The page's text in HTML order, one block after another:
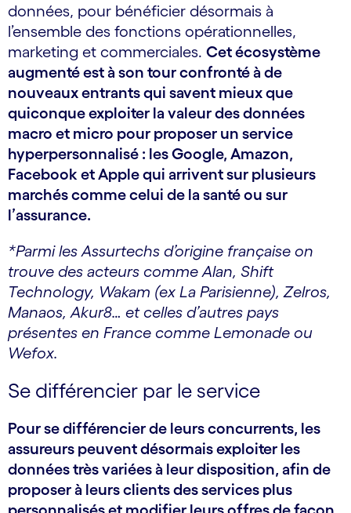
données, pour bénéficier désormais à
l’ensemble des fonctions opérationnelles,
marketing et commerciales. Cet écosystème
augmenté est à son tour confronté à de
nouveaux entrants qui savent mieux que
quiconque exploiter la valeur des données
macro et micro pour proposer un service
hyperpersonnalisé : les Google, Amazon,
Facebook et Apple qui arrivent sur plusieurs
marchés comme celui de la santé ou sur
l’assurance.
*Parmi les Assurtechs d’origine française on
trouve des acteurs comme Alan, Shift
Technology, Wakam (ex La Parisienne), Zelros,
Manaos, Akur8… et celles d’autres pays
présentes en France comme Lemonade ou
Wefox.
Se différencier par le service
Pour se différencier de leurs concurrents, les
assureurs peuvent désormais exploiter les
données très variées à leur disposition, afin de
proposer à leurs clients des services plus